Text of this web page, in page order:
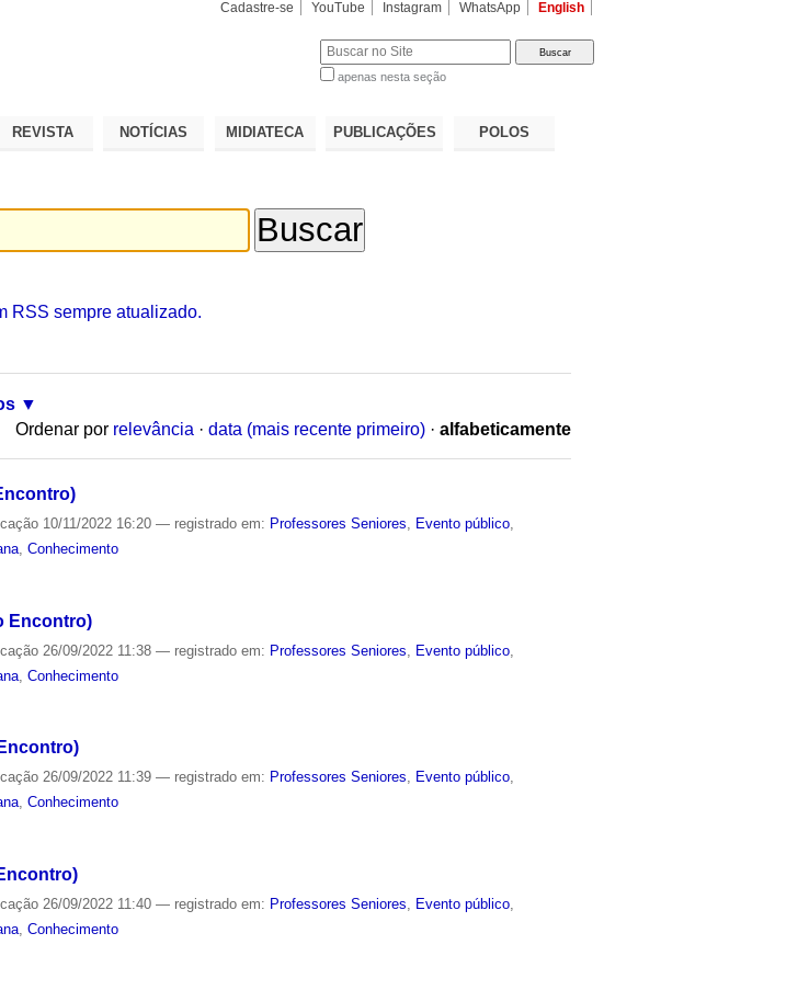
Cadastre-se YouTube Instagram WhatsApp English
apenas nesta seção
REVISTA NOTÍCIAS MIDIATECA PUBLICAÇÕES POLOS
RSS sempre atualizado.
Ordenar por relevância · data (mais recente primeiro) · alfabeticamente
10/11/2022 16:20— registrado em: Professores Seniores Evento público
,Conhecimento
Encontro)
26/09/2022 11:38— registrado em: Professores Seniores Evento público
,Conhecimento
26/09/2022 11:39— registrado em: Professores Seniores, Evento público,
,Conhecimento
26/09/2022 11:40— registrado em: Professores Seniores, Evento público,
,Conhecimento